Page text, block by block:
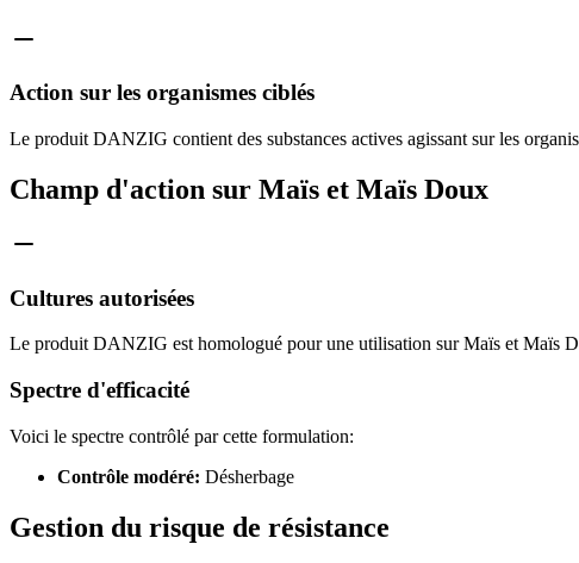
Action sur les organismes ciblés
Le produit DANZIG contient des substances actives agissant sur les
Champ d'action sur Maïs et Maïs Doux
Cultures autorisées
Le produit DANZIG est homologué pour une utilisation sur Maïs et Maïs
Spectre d'efficacité
Voici le spectre contrôlé par cette formulation:
Contrôle modéré: Désherbage
Gestion du risque de résistance